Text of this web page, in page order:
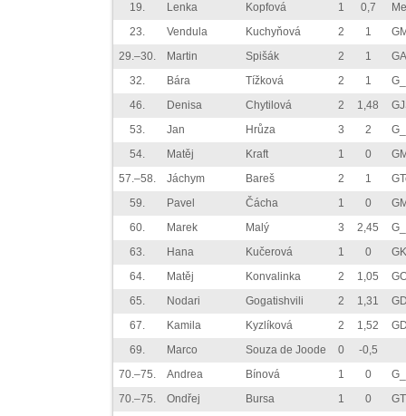
19.
Lenka Kopfová 1 0,7
23.
Vendula Kuchyňová 2 1
29.–30.
Martin Spišák 2 1
32.
Bára Tížková 2 1
46.
Denisa Chytilová 2 1,48
53.
Jan Hrůza 3 2
54.
Matěj Kraft 1 0
57.–58.
Jáchym Bareš 2 1
59.
Pavel Čácha 1 0
60.
Marek Malý 3 2,45
63.
Hana Kučerová 1 0
64.
Matěj Konvalinka 2 1,05
65.
Nodari Gogatishvili 2 1,31
67.
Kamila Kyzlíková 2 1,52
69.
Marco Souza de Joode 0
-0,5
70.–75.
Andrea Bínová 1 0
70.–75.
Ondřej Bursa 1 0